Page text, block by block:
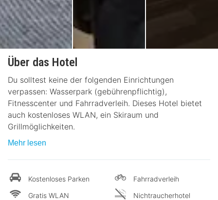
Über das Hotel
Du solltest keine der folgenden Einrichtungen
verpassen: Wasserpark (gebührenpflichtig),
Fitnesscenter und Fahrradverleih. Dieses Hotel bietet
auch kostenloses WLAN, ein Skiraum und
Grillmöglichkeiten.
Mehr lesen
Kostenloses Parken
Gratis WLAN
Fahrradverleih
Nichtraucherhotel